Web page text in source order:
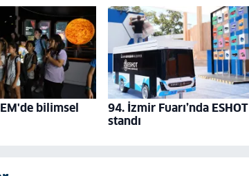
bilimsel
94. İzmir Fuarı’nda ESHOT
standı